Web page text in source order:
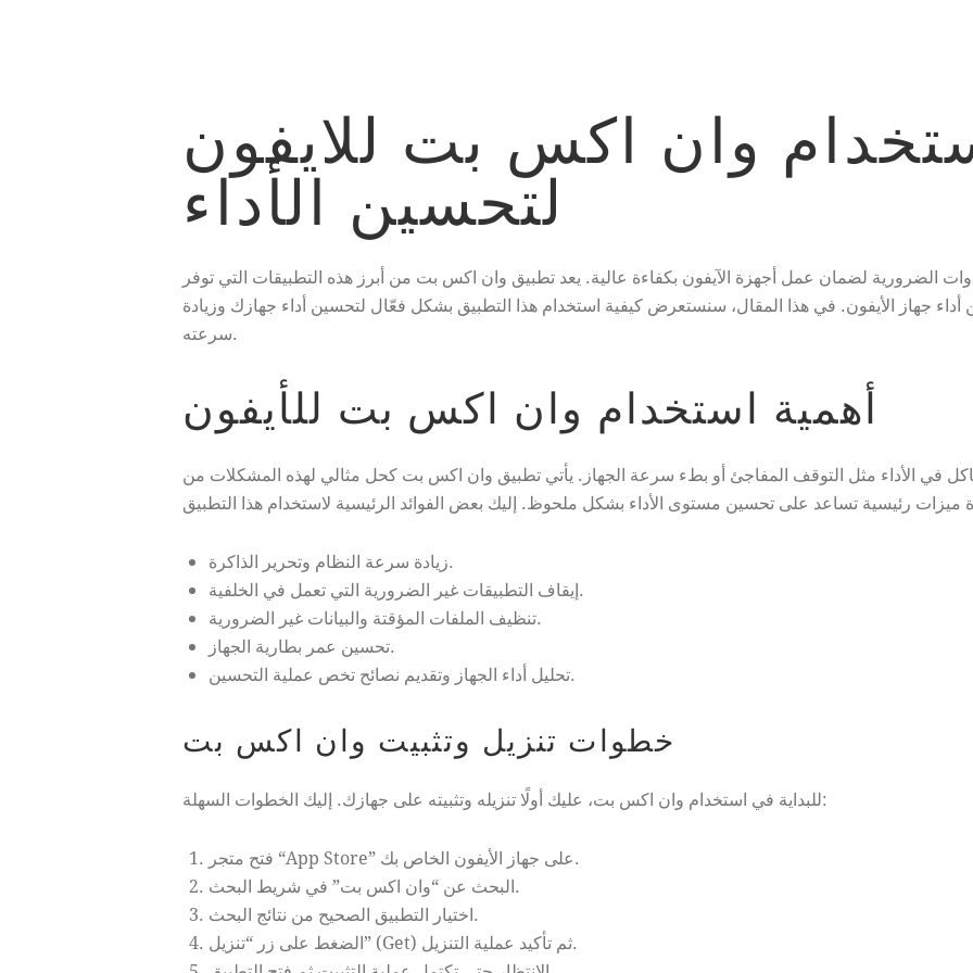
وان اكس بت للايفون
لتحسين الأداء
الضرورية لضمان عمل أجهزة الآيفون بكفاءة عالية. يعد تطبيق وان اكس بت من أبرز هذه التطبيقات التي توفر
جهاز الأيفون. في هذا المقال، سنستعرض كيفية استخدام هذا التطبيق بشكل فعّال لتحسين أداء جهازك وزيادة
سرعته.
أهمية استخدام وان اكس بت للأيفون
في الأداء مثل التوقف المفاجئ أو بطء سرعة الجهاز. يأتي تطبيق وان اكس بت كحل مثالي لهذه المشكلات من
زيادة سرعة النظام وتحرير الذاكرة.
إيقاف التطبيقات غير الضرورية التي تعمل في الخلفية.
تنظيف الملفات المؤقتة والبيانات غير الضرورية.
تحسين عمر بطارية الجهاز.
تحليل أداء الجهاز وتقديم نصائح تخص عملية التحسين.
خطوات تنزيل وتثبيت وان اكس بت
للبداية في استخدام وان اكس بت، عليك أولًا تنزيله وتثبيته على جهازك. إليك الخطوات السهلة:
فتح متجر “App Store” على جهاز الأيفون الخاص بك.
البحث عن “وان اكس بت” في شريط البحث.
اختيار التطبيق الصحيح من نتائج البحث.
الضغط على زر “تنزيل” (Get) ثم تأكيد عملية التنزيل.